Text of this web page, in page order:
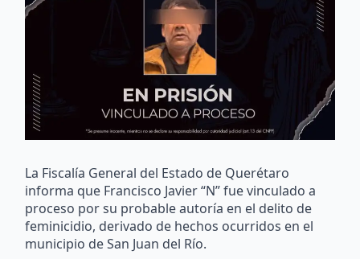
La Fiscalía General del Estado de Querétaro
informa que Francisco Javier “N” fue vinculado a
proceso por su probable autoría en el delito de
feminicidio, derivado de hechos ocurridos en el
municipio de San Juan del Río.